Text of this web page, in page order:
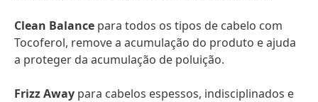
Clean Balance para todos os tipos de cabelo com
Tocoferol, remove a acumulação do produto e ajuda
a proteger da acumulação de poluição.
Frizz Away para cabelos espessos, indisciplinados e